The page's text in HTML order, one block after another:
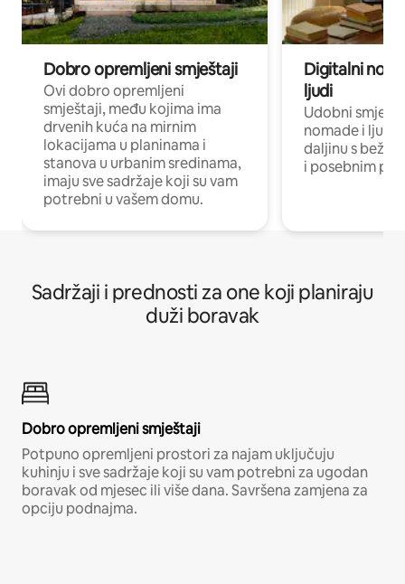
Dobro opremljeni smještaji
Ovi dobro opremljeni
smještaji, među kojima ima
drvenih kuća na mirnim
lokacijama u planinama i
stanova u urbanim sredinama,
imaju sve sadržaje koji su vam
potrebni u vašem domu.
Digitalni
ljudi
Udobni
nomade i ljude
daljinu s
i posebnim
Sadržaji i prednosti za one koji planiraju
duži boravak
Dobro opremljeni smještaji
Potpuno opremljeni prostori za najam uključuju
kuhinju i sve sadržaje koji su vam potrebni za ugodan
boravak od mjesec ili više dana. Savršena zamjena za
opciju podnajma.